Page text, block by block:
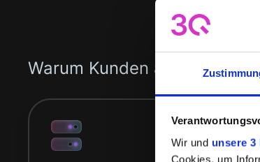
Wir und unsere 3
Cookies, um
Warum Kunden auf 3Q